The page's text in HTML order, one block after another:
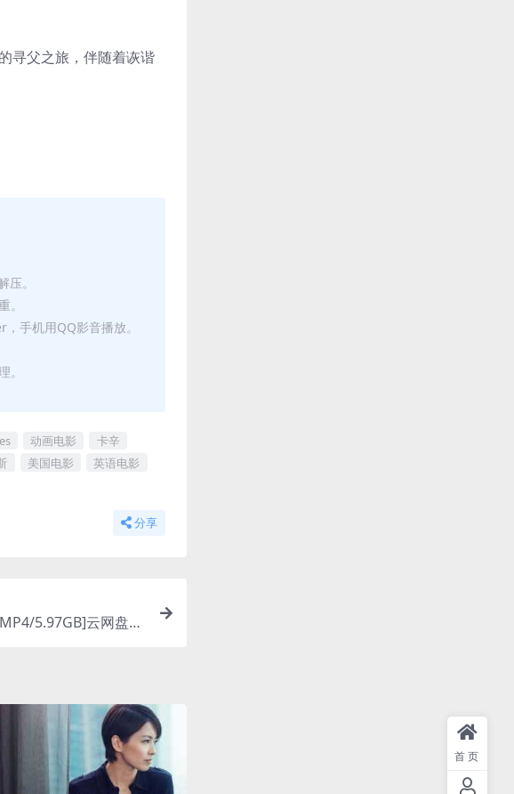
寻父之旅，伴随着诙谐
。
手机用QQ影音播放。
动画电影
卡辛
美国电影
英语电影
分享
5.97GB]云网盘下
首页